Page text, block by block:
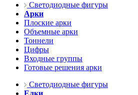
Светодиодные фигуры
Арки
Плоские арки
Объемные арки
Тоннели
Цифры
Входные группы
Готовые решения арки
Светодиодные фигуры
Елки